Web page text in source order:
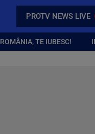
PROTV NEWS LIVE
ROMÂNIA, TE IUBESC!